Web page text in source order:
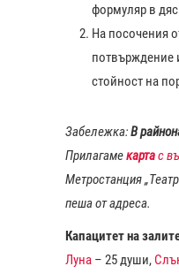
формуляр в
На посочения
потвърждение
стойност на
Забележка:В
Прилагамекартас
Метростанция
пеша от адреса.
Капацитет на
Луна – 25 души,